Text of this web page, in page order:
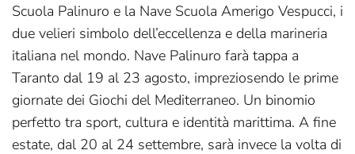
Scuola Palinuro e la Nave Scuola Amerigo Vespucci, i
due velieri simbolo dell’eccellenza e della marineria
italiana nel mondo. Nave Palinuro farà tappa a
Taranto dal 19 al 23 agosto, impreziosendo le prime
giornate dei Giochi del Mediterraneo. Un binomio
perfetto tra sport, cultura e identità marittima. A fine
estate, dal 20 al 24 settembre, sarà invece la volta di